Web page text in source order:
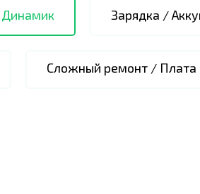
Зарядка /
Сложный ремонт / Плата